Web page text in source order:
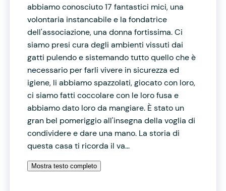
abbiamo conosciuto 17 fantastici mici, una
volontaria instancabile e la fondatrice
dell'associazione, una donna fortissima. Ci
siamo presi cura degli ambienti vissuti dai
gatti pulendo e sistemando tutto quello che è
necessario per farli vivere in sicurezza ed
igiene, li abbiamo spazzolati, giocato con loro,
ci siamo fatti coccolare con le loro fusa e
abbiamo dato loro da mangiare. È stato un
gran bel pomeriggio all'insegna della voglia di
condividere e dare una mano. La storia di
questa casa ti ricorda il va...
Mostra testo completo